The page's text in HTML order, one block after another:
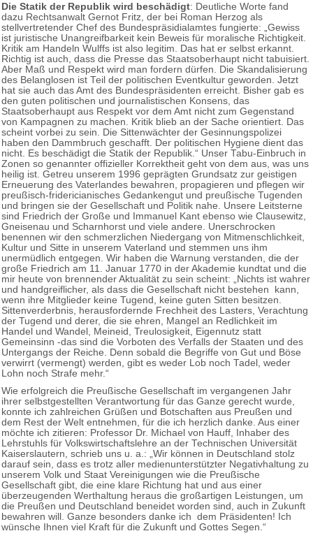
Die Statik der Republik wird beschädigt: Deutliche Worte fand
dazu Rechtsanwalt Gernot Fritz, der bei Roman Herzog als
stellvertretender Chef des Bundespräsidialamtes fungierte: „Gewiss
ist juristische Unangreifbarkeit kein Beweis für moralische Richtigkeit.
Kritik am Handeln Wulffs ist also legitim. Das hat er selbst erkannt.
Richtig ist auch, dass die Presse das Staatsoberhaupt nicht tabuisiert.
Aber Maß und Respekt wird man fordern dürfen. Die Skandalisierung
des Belanglosen ist Teil der politischen Eventkultur geworden. Jetzt
hat sie auch das Amt des Bundespräsidenten erreicht. Bisher gab es
den guten politischen und journalistischen Konsens, das
Staatsoberhaupt aus Respekt vor dem Amt nicht zum Gegenstand
von Kampagnen zu machen. Kritik blieb an der Sache orientiert. Das
scheint vorbei zu sein. Die Sittenwächter der Gesinnungspolizei
haben den Dammbruch geschafft. Der politischen Hygiene dient das
nicht. Es beschädigt die Statik der Republik.“ Unser Tabu-Einbruch in
Zonen so genannter offizieller Korrektheit geht von dem aus, was uns
heilig ist. Getreu unserem 1996 geprägten Grundsatz zur geistigen
Erneuerung des Vaterlandes bewahren, propagieren und pflegen wir
preußisch-fridericianisches Gedankengut und preußische Tugenden
und bringen sie der Gesellschaft und Politik nahe. Unsere Leitsterne
sind Friedrich der Große und Immanuel Kant ebenso wie Clausewitz,
Gneisenau und Scharnhorst und viele andere. Unerschrocken
benennen wir den schmerzlichen Niedergang von Mitmenschlichkeit,
Kultur und Sitte in unserem Vaterland und stemmen uns ihm
unermüdlich entgegen. Wir haben die Warnung verstanden, die der
große Friedrich am 11. Januar 1770 in der Akademie kundtat und die
mir heute von brennender Aktualität zu sein scheint: „Nichts ist wahrer
und handgreiflicher, als dass die Gesellschaft nicht bestehen kann,
wenn ihre Mitglieder keine Tugend, keine guten Sitten besitzen.
Sittenverderbnis, herausfordernde Frechheit des Lasters, Verachtung
der Tugend und derer, die sie ehren, Mangel an Redlichkeit im
Handel und Wandel, Meineid, Treulosigkeit, Eigennutz statt
Gemeinsinn -das sind die Vorboten des Verfalls der Staaten und des
Untergangs der Reiche. Denn sobald die Begriffe von Gut und Böse
verwirrt (vermengt) werden, gibt es weder Lob noch Tadel, weder
Lohn noch Strafe mehr.“
Wie erfolgreich die Preußische Gesellschaft im vergangenen Jahr
ihrer selbstgestellten Verantwortung für das Ganze gerecht wurde,
konnte ich zahlreichen Grüßen und Botschaften aus Preußen und
dem Rest der Welt entnehmen, für die ich herzlich danke. Aus einer
möchte ich zitieren: Professor Dr. Michael von Hauff, Inhaber des
Lehrstuhls für Volkswirtschaftslehre an der Technischen Universität
Kaiserslautern, schrieb uns u. a.: „Wir können in Deutschland stolz
darauf sein, dass es trotz aller medienunterstützter Negativhaltung zu
unserem Volk und Staat Vereinigungen wie die Preußische
Gesellschaft gibt, die eine klare Richtung hat und aus einer
überzeugenden Werthaltung heraus die großartigen Leistungen, um
die Preußen und Deutschland beneidet worden sind, auch in Zukunft
bewahren will. Ganze besonders danke ich dem Präsidenten! Ich
wünsche Ihnen viel Kraft für die Zukunft und Gottes Segen.“